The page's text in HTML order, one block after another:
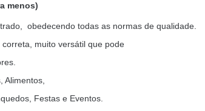
menos)
obedecendo todas as normas de qualidade.
muito versátil que pode
Alimentos,
Festas e Eventos.